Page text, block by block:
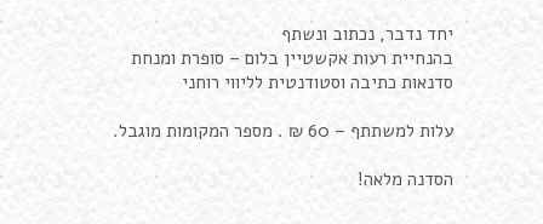
יחד נדבר, נכתוב ונשתף
בהנחיית רעות אקשטיין בלום – סופרת ומנחת
סדנאות כתיבה וסטודנטית לליווי רוחני
עלות למשתתף – 60 ₪ . מספר המקומות מוגבל.
הסדנה מלאה!